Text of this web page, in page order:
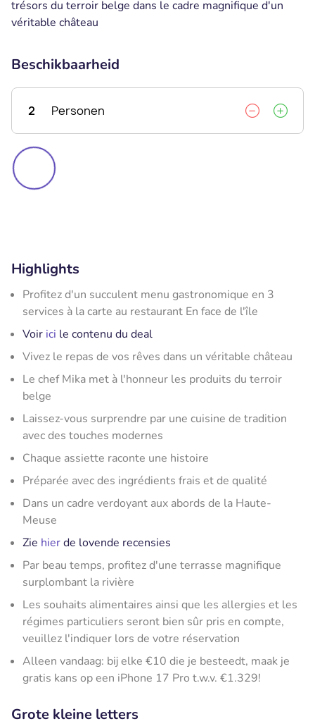
trésors du terroir belge dans le cadre magnifique d'un
véritable château
Beschikbaarheid
2 Personen
Highlights
Profitez d'un succulent menu gastronomique en 3
services à la carte au restaurant En face de l'île
Voir ici le contenu du deal
Vivez le repas de vos rêves dans un véritable château
Le chef Mika met à l'honneur les produits du terroir
belge
Laissez-vous surprendre par une cuisine de tradition
avec des touches modernes
Chaque assiette raconte une histoire
Préparée avec des ingrédients frais et de qualité
Dans un cadre verdoyant aux abords de la Haute-
Meuse
Zie hierde lovende recensies
Par beau temps, profitez d'une terrasse magnifique
surplombant la rivière
Les souhaits alimentaires ainsi que les allergies et les
régimes particuliers seront bien sûr pris en compte,
veuillez l'indiquer lors de votre réservation
Alleen vandaag: bij elke €10 die je besteedt, maak je
gratis kans op een iPhone 17 Pro t.w.v. €1.329!
Grote kleine letters